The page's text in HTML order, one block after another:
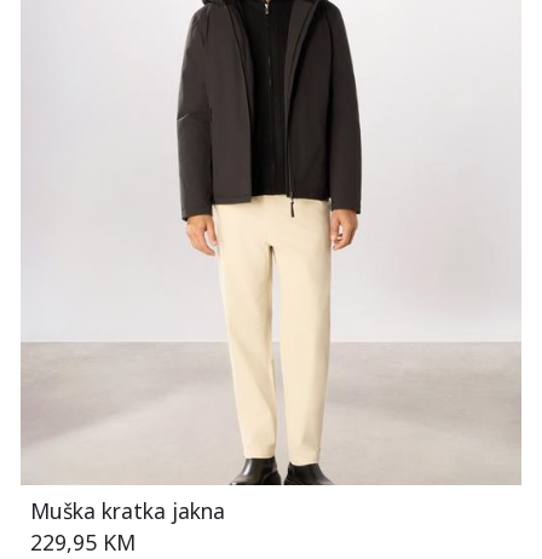
Muška kratka jakna
229,95 KM